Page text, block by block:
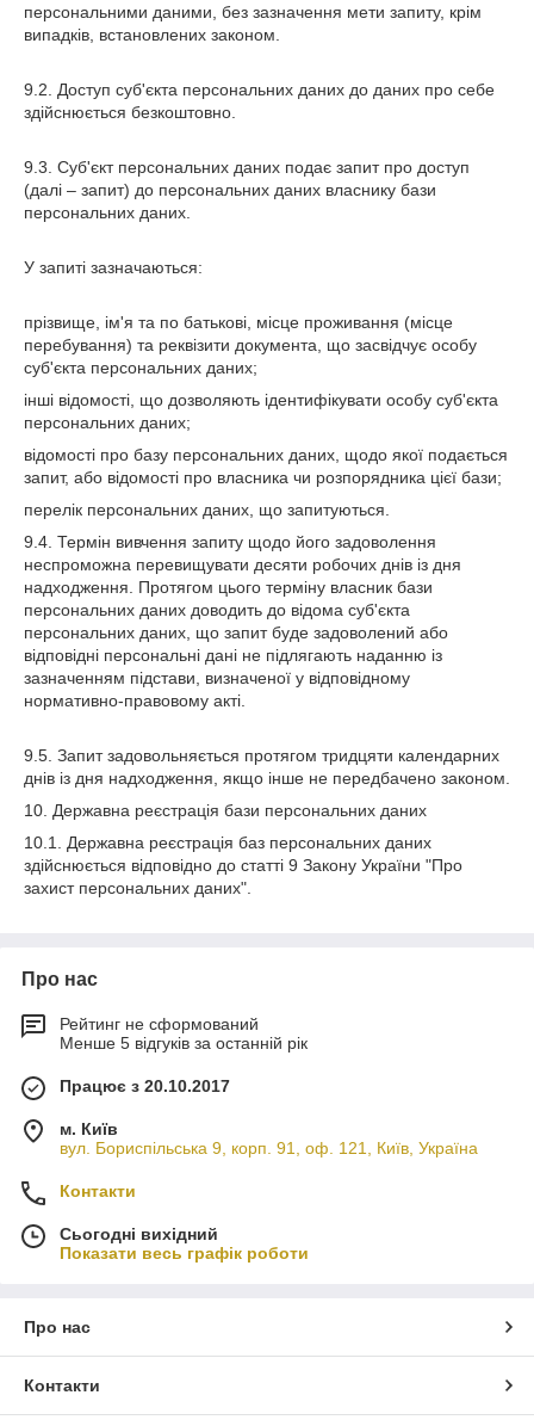
персональними даними, без зазначення мети запиту, крім
випадків, встановлених законом.
9.2. Доступ суб'єкта персональних даних до даних про себе
здійснюється безкоштовно.
9.3. Суб'єкт персональних даних подає запит про доступ
(далі – запит) до персональних даних власнику бази
персональних даних.
У запиті зазначаються:
прізвище, ім'я та по батькові, місце проживання (місце
перебування) та реквізити документа, що засвідчує особу
суб'єкта персональних даних;
інші відомості, що дозволяють ідентифікувати особу суб'єкта
персональних даних;
відомості про базу персональних даних, щодо якої подається
запит, або відомості про власника чи розпорядника цієї бази;
перелік персональних даних, що запитуються.
9.4. Термін вивчення запиту щодо його задоволення
неспроможна перевищувати десяти робочих днів із дня
надходження. Протягом цього терміну власник бази
персональних даних доводить до відома суб'єкта
персональних даних, що запит буде задоволений або
відповідні персональні дані не підлягають наданню із
зазначенням підстави, визначеної у відповідному
нормативно-правовому акті.
9.5. Запит задовольняється протягом тридцяти календарних
днів із дня надходження, якщо інше не передбачено законом.
10. Державна реєстрація бази персональних даних
10.1. Державна реєстрація баз персональних даних
здійснюється відповідно до статті 9 Закону України "Про
захист персональних даних".
Про нас
Рейтинг не сформований
Менше 5 відгуків за останній рік
Працює з 20.10.2017
м. Київ
вул. Бориспільська 9, корп. 91, оф. 121, Київ, Україна
Контакти
Сьогодні вихідний
Показати весь графік роботи
Про нас
Контакти